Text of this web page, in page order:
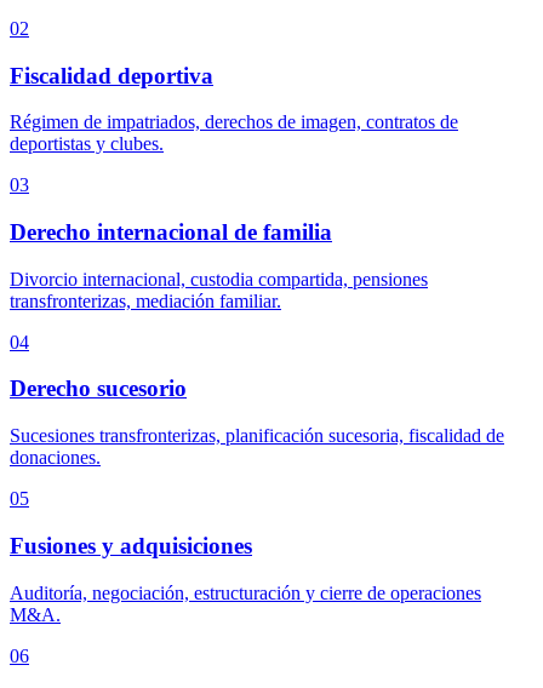
02
Fiscalidad deportiva
Régimen de impatriados, derechos de imagen, contratos de
deportistas y clubes.
03
Derecho internacional de familia
Divorcio internacional, custodia compartida, pensiones
transfronterizas, mediación familiar.
04
Derecho sucesorio
Sucesiones transfronterizas, planificación sucesoria, fiscalidad de
donaciones.
05
Fusiones y adquisiciones
Auditoría, negociación, estructuración y cierre de operaciones
M&A.
06